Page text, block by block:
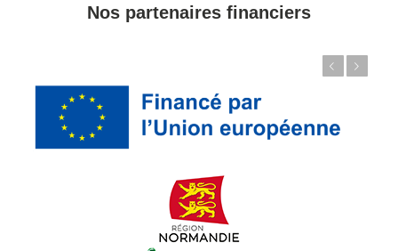
Nos partenaires financiers